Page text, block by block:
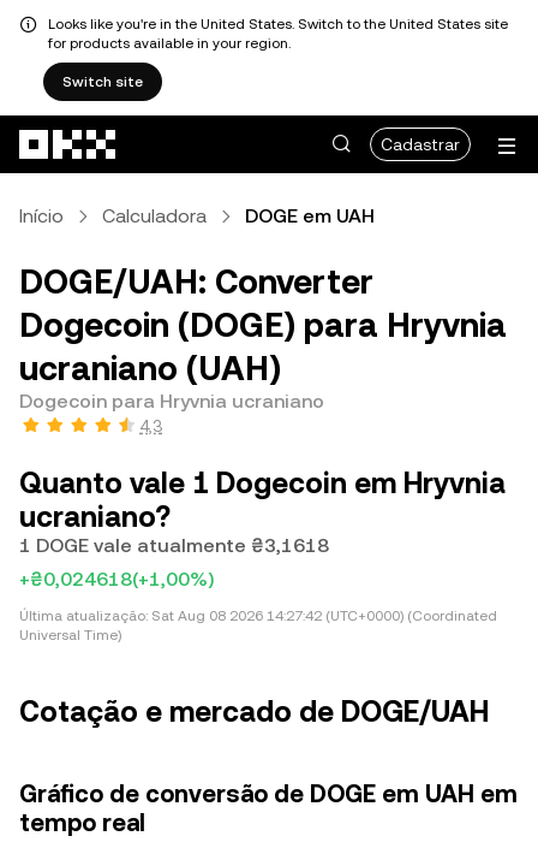
Looks like you're in the United States. Switch to the United States site
for products available in your region.
Switch site
Cadastrar
Início Calculadora DOGE em UAH
DOGE/UAH: Converter
Dogecoin (DOGE) para Hryvnia
ucraniano (UAH)
Dogecoin para Hryvnia ucraniano
4,3
Quanto vale 1 Dogecoin em Hryvnia
ucraniano?
1 DOGE vale atualmente ₴3,1618
+₴0,024618(+1,00%)
Última atualização: Sat Aug 08 2026 14:27:42 (UTC+0000) (Coordinated
Universal Time)
Cotação e mercado de DOGE/UAH
Gráfico de conversão de DOGE em UAH em
tempo real